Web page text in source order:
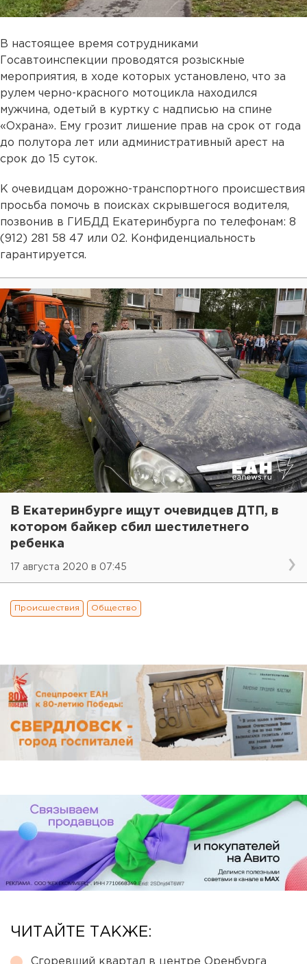
В настоящее время сотрудниками
Госавтоинспекции проводятся розыскные
мероприятия, в ходе которых установлено, что за
рулем черно-красного мотоцикла находился
мужчина, одетый в куртку с надписью на спине
«Охрана». Ему грозит лишение прав на срок от года
до полутора лет или административный арест на
срок до 15 суток.
К очевидцам дорожно-транспортного происшествия
просьба помочь в поисках скрывшегося водителя,
позвонив в ГИБДД Екатеринбурга по телефонам: 8
(912) 281 58 47 или 02. Конфиденциальность
гарантируется.
В Екатеринбурге ищут очевидцев ДТП, в
котором байкер сбил шестилетнего
ребенка
17 августа 2020 в 07:45
Происшествия Общество
ЧИТАЙТЕ ТАКЖЕ:
Сгоревший квартал в центре Оренбурга